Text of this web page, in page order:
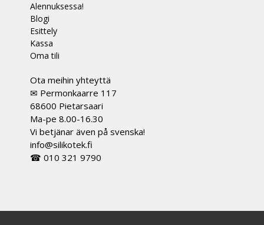
Alennuksessa!
Blogi
Esittely
Kassa
Oma tili
Ota meihin yhteyttä
✉ Permonkaarre 117
68600 Pietarsaari
Ma-pe 8.00-16.30
Vi betjänar även på svenska!
info@silikotek.fi
☎ 010 321 9790